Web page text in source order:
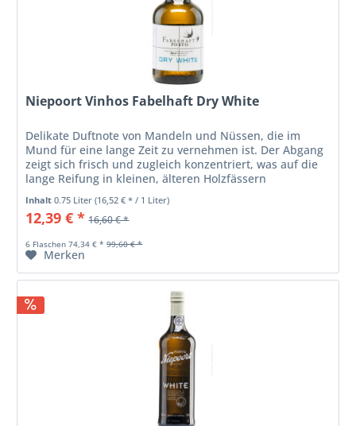
Niepoort Vinhos Fabelhaft Dry White
Delikate Duftnote von Mandeln und Nüssen, die im
Mund für eine lange Zeit zu vernehmen ist. Der Abgang
zeigt sich frisch und zugleich konzentriert, was auf die
lange Reifung in kleinen, älteren Holzfässern
Inhalt0.75 Liter(16,52 € * / 1 Liter)
12,39 € * 16,60 € *
6 Flaschen 74,34 € * 99,60 € *
Merken